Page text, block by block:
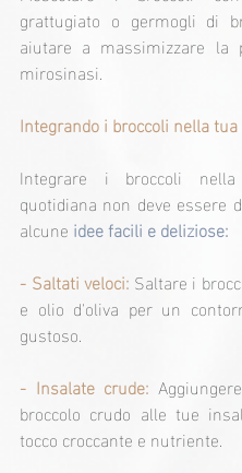
grattugiato o germogli di
aiutare a massimizzare la
mirosinasi.
Integrando i broccoli nella
Integrare i broccoli
quotidiana non deve essere
alcune idee facili e deliziose:
- Saltati veloci: Saltare i
e olio d'oliva per un
gustoso.
- Insalate crude:
broccolo crudo alle tue
tocco croccante e nutriente.